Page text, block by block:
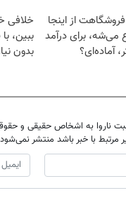
از اینجا
می‌شه، برای درآمد
آماده‌ای؟
خلافی
ببین،
بدون
ناروا به اشخاص حقیقی و
مرتبط با خبر باشد منتشر